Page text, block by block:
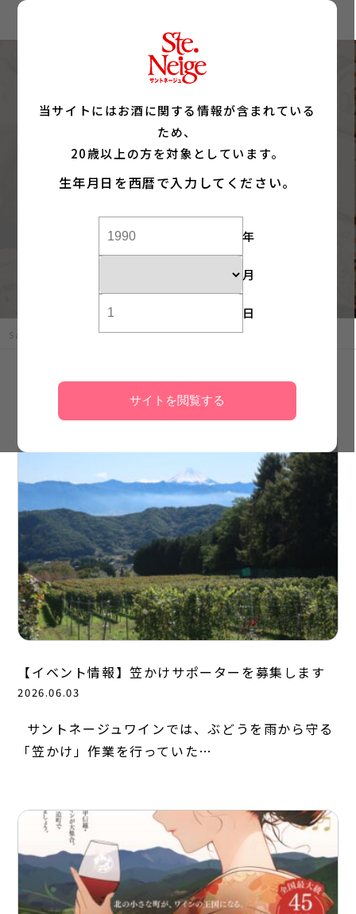
当サイトにはお酒に関する情報が含まれている
ため、
20歳以上の方を対象としています。
生年月日を西暦で入力してください。
年
月
日
サイトを閲覧する
News
新着情報
Sainte Neige サントネージュトップ 新着情報
【イベント情報】笠かけサポーターを募集します
2026.06.03
サントネージュワインでは、ぶどうを雨から守る
「笠かけ」作業を行っていた…